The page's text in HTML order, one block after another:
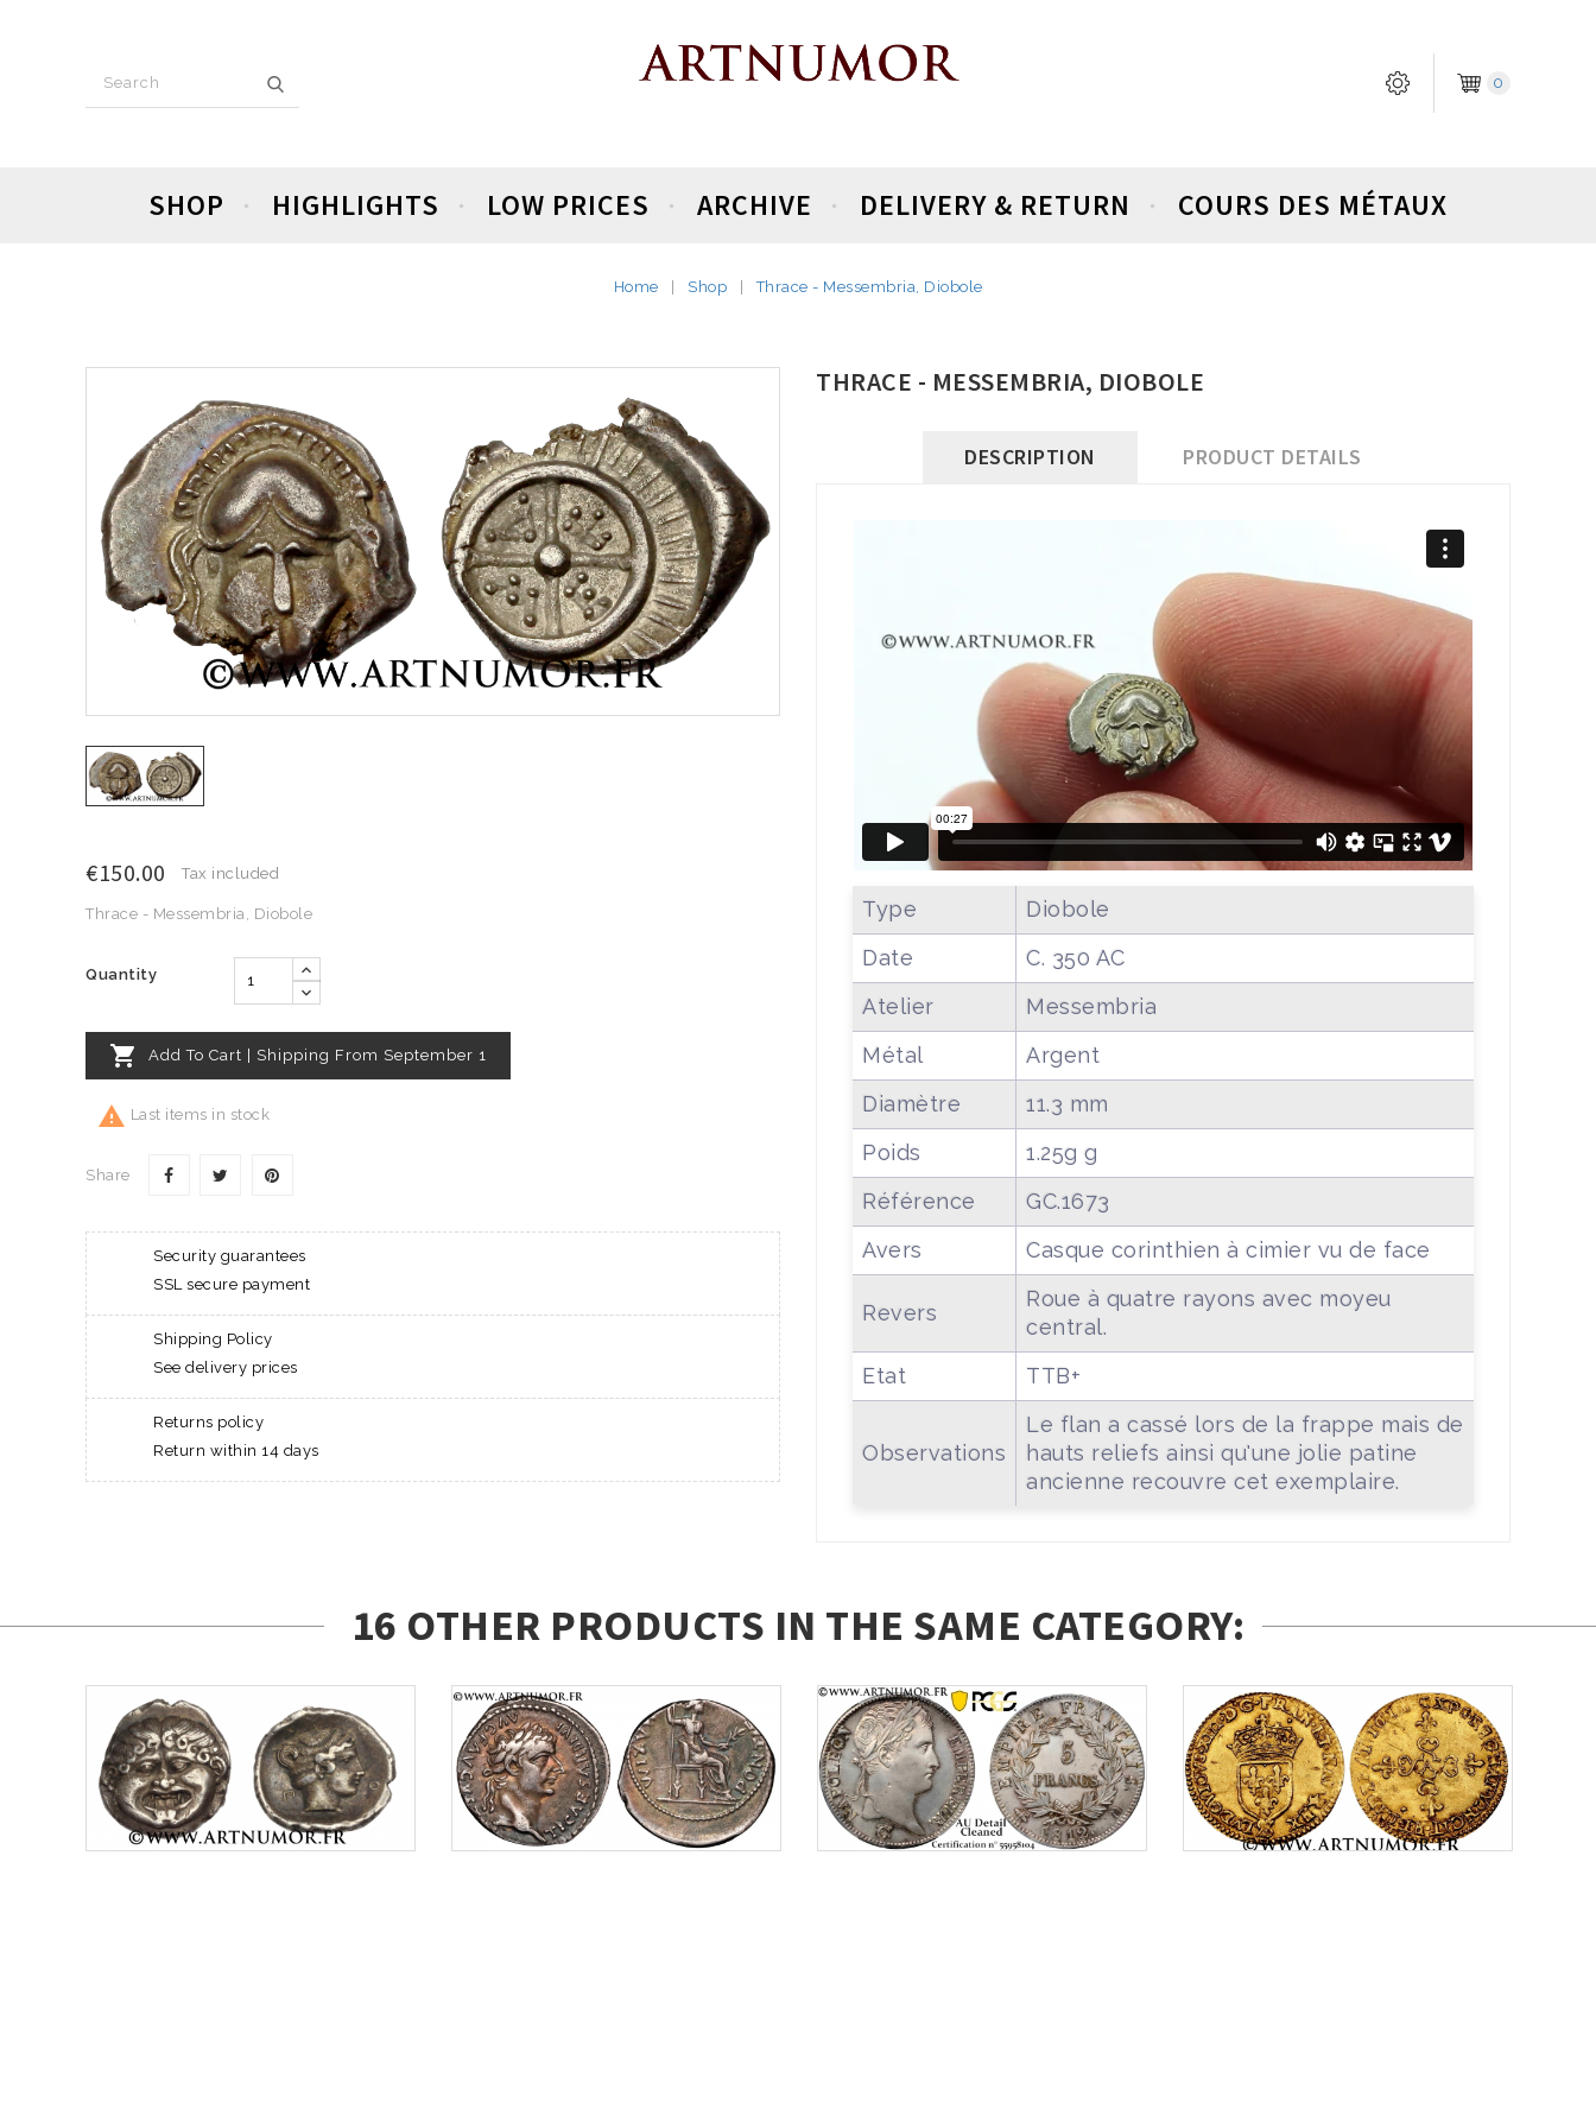
0
SHOP HIGHLIGHTS LOW PRICES ARCHIVE DELIVERY & RETURN COURS DES MÉTAUX
Home Shop Thrace - Messembria, Diobole
€150.00 Tax included
Thrace - Messembria, Diobole
Quantity
 Add To Cart | Shipping From September 1
 Last items in stock
Share
Security guarantees
SSL secure payment
Shipping Policy
See delivery prices
Returns policy
Return within 14 days
THRACE - MESSEMBRIA, DIOBOLE
DESCRIPTION PRODUCT DETAILS
Type
Diobole
Date
C. 350 AC
Atelier
Messembria
Métal
Argent
Diamètre
11.3 mm
Poids
1.25g g
Référence
GC.1673
Avers
Casque corinthien à cimier vu de face
Revers
Roue à quatre rayons avec moyeu
central.
Etat
TTB+
Observations
Le flan a cassé lors de la frappe mais de
hauts reliefs ainsi qu'une jolie patine
ancienne recouvre cet exemplaire.
16 OTHER PRODUCTS IN THE SAME CATEGORY: